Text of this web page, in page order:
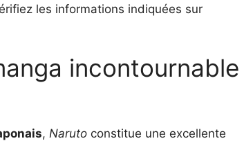
les informations indiquées sur
incontournable
, Naruto constitue une excellente